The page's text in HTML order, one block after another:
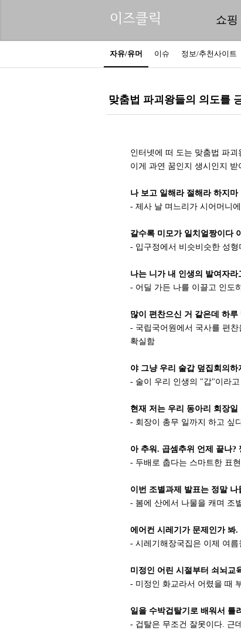
이즈클릭 쇼핑
자유/유머 이슈 정보/추천사이트
맞춤법 파괴왕들의 의도를
인터넷에 떠 도는 맞춤법 파괴
이게 과연 꿈인지 생시인지
나 보고 일해라 절해라 하지마
- 제사 날 며느리가 시어머니
갈수록 미모가 일치얼짱이다
- 입구정에서 비슷비슷한 성
나는 니가 내 인생의 발여자라
- 어딜 가든 나를 이끌고 인도
많이 편찬으신 거 같은데 하루
- 국립국어원에서 국사를 편
확실함
야 그냥 우리 술갑 덮집회의하
- 술이 우리 인생의 "갑"이라
현재 저는 우리 동아리 회장
- 회장이 총무 일까지 하고 싶
아 추워. 곱셈추위 언제 끝나?
- 두배로 춥다는 스마트한 표
이번 조별과제 발표는 정말 나
- 봄에 산에서 나물을 캐며 조
에어컨 시레기가 문제인가 봐
- 시레기해장국집은 이제 여
미정인 어린 시절부터 쇠뇌교
- 미정인 화교라서 어렸을 때
일을 수박겁탈기로 배워서 틀
- 겁탈은 무조건 잘못이다. 근